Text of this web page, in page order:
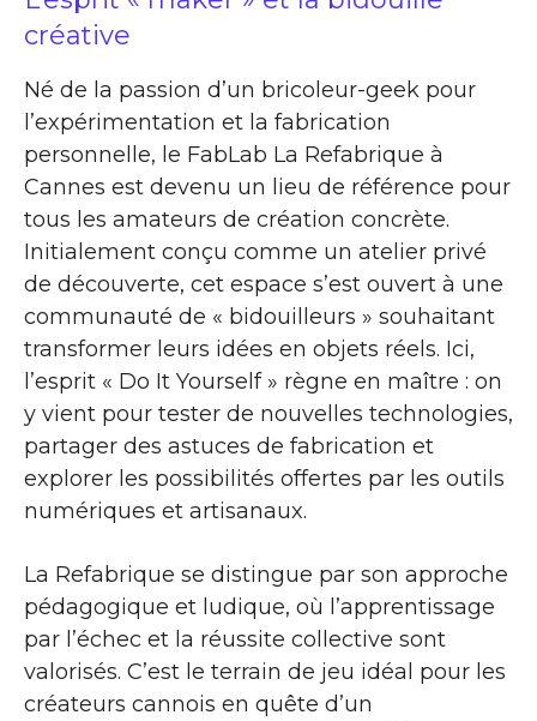
créative
Né de la passion d’un bricoleur-geek pour
l’expérimentation et la fabrication
personnelle, le FabLab La Refabrique à
Cannes est devenu un lieu de référence pour
tous les amateurs de création concrète.
Initialement conçu comme un atelier privé
de découverte, cet espace s’est ouvert à une
communauté de « bidouilleurs » souhaitant
transformer leurs idées en objets réels. Ici,
l’esprit « Do It Yourself » règne en maître : on
y vient pour tester de nouvelles technologies,
partager des astuces de fabrication et
explorer les possibilités offertes par les outils
numériques et artisanaux.
La Refabrique se distingue par son approche
pédagogique et ludique, où l’apprentissage
par l’échec et la réussite collective sont
valorisés. C’est le terrain de jeu idéal pour les
créateurs cannois en quête d’un